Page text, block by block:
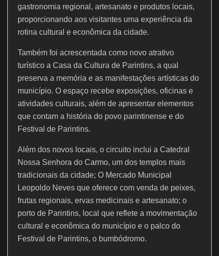
gastronomia regional, artesanato e produtos locais,
proporcionando aos visitantes uma experiência da
rotina cultural e econômica da cidade.
Também foi acrescentada como novo atrativo
turístico a Casa da Cultura de Parintins, a qual
preserva a memória e as manifestações artísticas do
município. O espaço recebe exposições, oficinas e
atividades culturais, além de apresentar elementos
que contam a história do povo parintinense e do
Festival de Parintins.
Além dos novos locais, o circuito inclui a Catedral
Nossa Senhora do Carmo, um dos templos mais
tradicionais da cidade; O Mercado Municipal
Leopoldo Neves que oferece com venda de peixes,
frutas regionais, ervas medicinais e artesanato; o
porto de Parintins, local que reflete a movimentação
cultural e econômica do município e o palco do
Festival de Parintins, o bumbódromo.